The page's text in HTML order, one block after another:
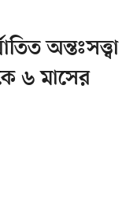
অন্তঃসত্ত্বা
৬ মাসের